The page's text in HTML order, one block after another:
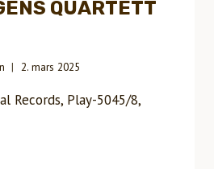
QUARTETT
2. mars 2025
Records, Play-5045/8,